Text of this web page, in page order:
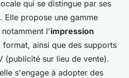
qui se distingue par ses
Elle propose une gamme
l'impression
format, ainsi que des supports
(publicité sur lieu de vente).
s'engage à adopter des